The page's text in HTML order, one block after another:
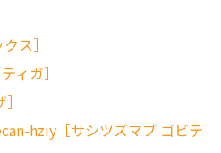
ス］
ィガ］
hziy［サシツズマブ ゴビテ